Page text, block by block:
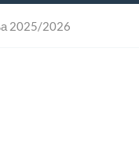
2025/2026